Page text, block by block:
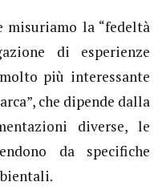
la “fedeltà
di esperienze
più interessante
che dipende dalla
diverse, le
da specifiche